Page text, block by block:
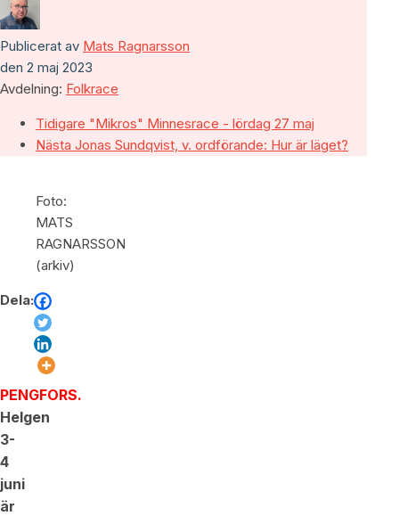
Publicerat av Mats Ragnarsson
den 2 maj 2023
Avdelning: Folkrace
Tidigare "Mikros" Minnesrace - lördag 27 maj
Nästa Jonas Sundqvist, v. ordförande: Hur är läget?
Foto:
MATS
RAGNARSSON
(arkiv)
Dela:
PENGFORS.
Helgen
3-
4
juni
är